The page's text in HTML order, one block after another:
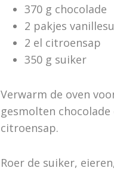
370 g chocolade
2 pakjes
2 el citroensap
350 g suiker
Verwarm de oven
gesmolten
citroensap.
Roer de suiker,